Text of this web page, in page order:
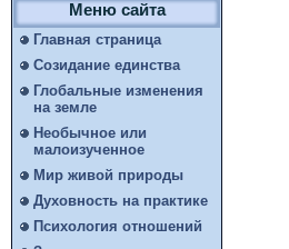
Меню сайта
Главная страница
Созидание единства
Глобальные изменения
на земле
Необычное или
малоизученное
Мир живой природы
Духовность на практике
Психология отношений